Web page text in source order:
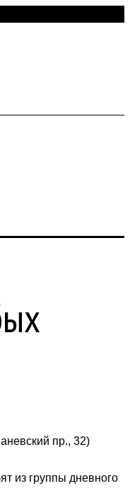
пр., 32)
из группы дневного